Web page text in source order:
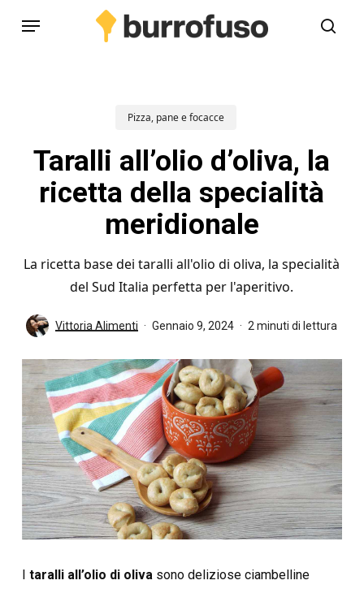
Menu
Pizza, pane e focacce
Taralli all’olio d’oliva, la
ricetta della specialità
meridionale
La ricetta base dei taralli all'olio di oliva, la specialità
del Sud Italia perfetta per l'aperitivo.
Vittoria Alimenti Gennaio 9, 2024 2 minuti di lettura
taralli all’olio di olivasono deliziose ciambelline